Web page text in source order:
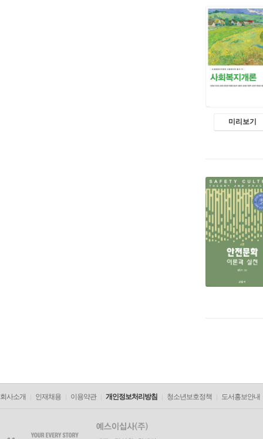
미리보기
회사소개 인재채용 이용약관 개인정보처리방침 청소년보호정책 도서홍보안내